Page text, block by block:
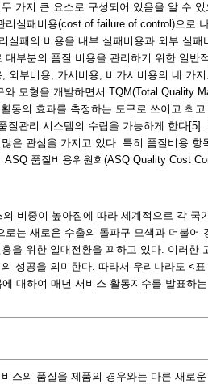
가지 큰 요소로 구성되어 있음을 알 수
실패비용(cost of failure of control)으로
실패의 비용을 내부 실패비용과 외부 실
대부분의 품질 비용을 관리하기 위한 일반
외부비용, 가시비용, 비가시비용의 네 가
모형을 개발하면서 TQM(Total Quality
동의 효과를 측정하는 도구로 쓰이고 최
질관리 시스템의 수립을 가능하게 한다
은 관심을 가지고 있다. 특히 품질비용 항
품질비용위원회(ASQ Quality Cost
비중이 높아짐에 따라 세계적으로 각 국
는 새로운 수출의 돌파구 모색과 더불어
을 위한 일대전환을 꾀하고 있다. 이러한
성공을 의미한다. 따라서 우리나라도 <
대하여 매년 서비스 활동지수를 발표하
스의 품질을 제품의 경우와는 다른 새로